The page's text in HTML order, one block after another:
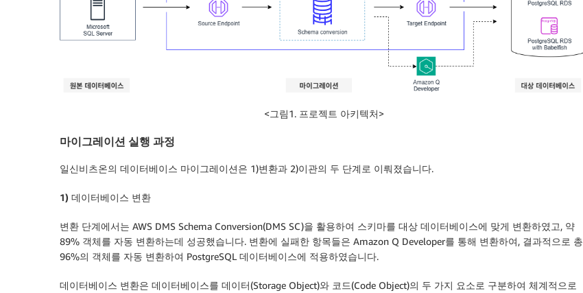
<그림1. 프로젝트 아키텍처>
마이그레이션 실행 과정
일신비츠온의 데이터베이스 마이그레이션은 1)변환과 2)이관의 두 단계로 이뤄졌습니다.
1) 데이터베이스 변환
변환 단계에서는 AWS DMS Schema Conversion(DMS SC)을 활용하여 스키마를 대상 데이터베이스에 맞게 변환하였고, 약
89% 객체를 자동 변환하는데 성공했습니다. 변환에 실패한 항목들은 Amazon Q Developer를 통해 변환하여, 결과적으로 총
96%의 객체를 자동 변환하여 PostgreSQL 데이터베이스에 적용하였습니다.
데이터베이스 변환은 데이터베이스를 데이터(Storage Object)와 코드(Code Object)의 두 가지 요소로 구분하여 체계적으로